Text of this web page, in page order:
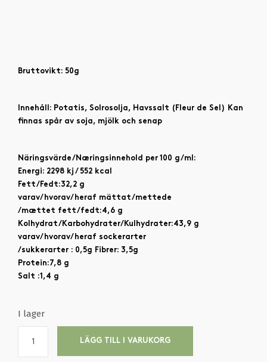
Bruttovikt: 50g
Innehåll: Potatis, Solrosolja, Havssalt (Fleur de Sel) Kan
finnas spår av soja, mjölk och senap
Näringsvärde/Næringsinnehold per 100 g/ml:
Energi: 2298 kj / 552 kcal
Fett/Fedt:32,2 g
varav/hvorav/heraf mättat/mettede
/mættet fett/fedt:4,6 g
Kolhydrat/Karbohydrater/Kulhydrater:43,9 g
varav/hvorav/heraf sockerarter
/sukkerarter : 0,5g Fibrer: 3,5g
Protein:7,8 g
Salt :1,4 g
I lager
LÄGG TILL I VARUKORG